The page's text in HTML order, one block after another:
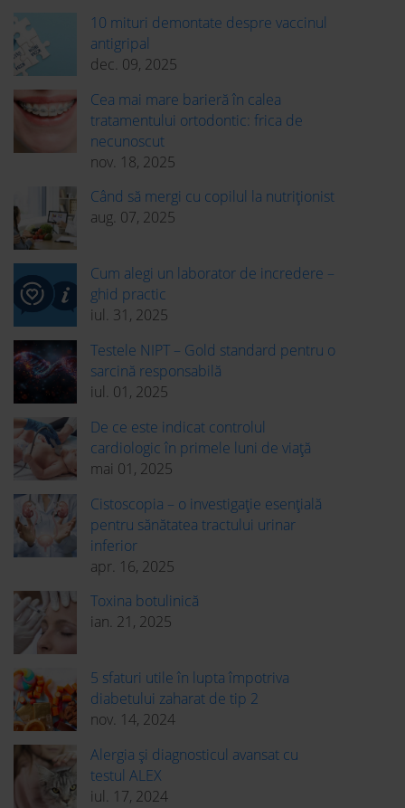
10 mituri demontate despre vaccinul
antigripal
dec. 09, 2025
Cea mai mare barieră în calea
tratamentului ortodontic: frica de
necunoscut
nov. 18, 2025
Când să mergi cu copilul la nutriționist
aug. 07, 2025
Cum alegi un laborator de incredere –
ghid practic
iul. 31, 2025
Testele NIPT – Gold standard pentru o
sarcină responsabilă
iul. 01, 2025
De ce este indicat controlul
cardiologic în primele luni de viață
mai 01, 2025
Cistoscopia – o investigație esențială
pentru sănătatea tractului urinar
inferior
apr. 16, 2025
Toxina botulinică
ian. 21, 2025
5 sfaturi utile în lupta împotriva
diabetului zaharat de tip 2
nov. 14, 2024
Alergia și diagnosticul avansat cu
testul ALEX
iul. 17, 2024